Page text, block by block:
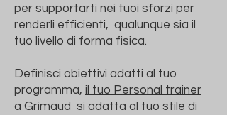
per supportarti nei tuoi sforzi per
renderli efficienti, qualunque sia il
tuo livello di forma fisica.
Definisci obiettivi adatti al tuo
programma, il tuo Personal trainer
a Grimaud si adatta al tuo stile di